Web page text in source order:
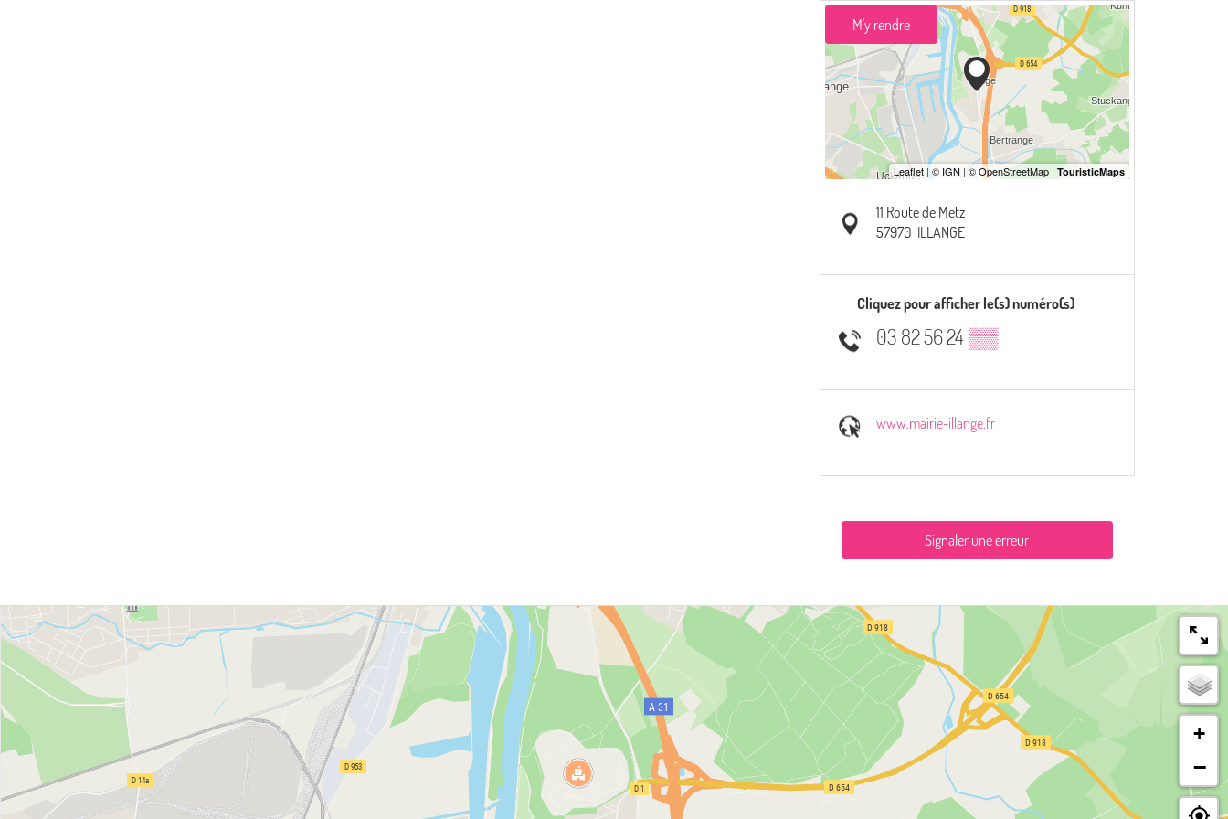
M'y rendre
11 Route de Metz
57970 ILLANGE
Cliquez pour afficher le(s) numéro(s)
03 82 56 24 ▒▒
www.mairie-illange.fr
Signaler une erreur
+
−